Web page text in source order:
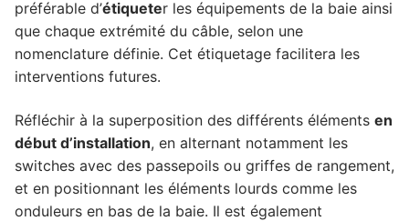
préférable d’étiqueter les équipements de la baie ainsi
que chaque extrémité du câble, selon une
nomenclature définie. Cet étiquetage facilitera les
interventions futures.
Réfléchir à la superposition des différents éléments en
début d’installation, en alternant notamment les
switches avec des passepoils ou griffes de rangement,
et en positionnant les éléments lourds comme les
onduleurs en bas de la baie. Il est également